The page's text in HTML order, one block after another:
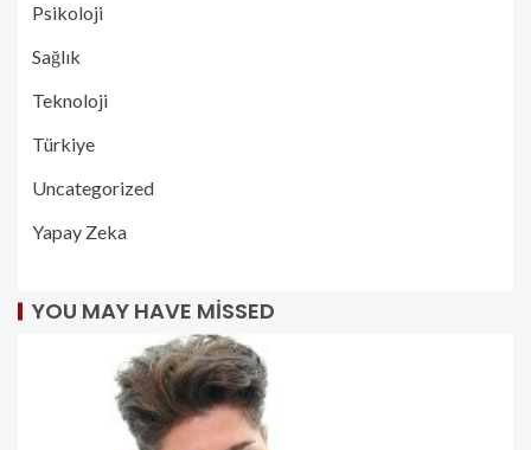
Psikoloji
Sağlık
Teknoloji
Türkiye
Uncategorized
Yapay Zeka
YOU MAY HAVE MISSED